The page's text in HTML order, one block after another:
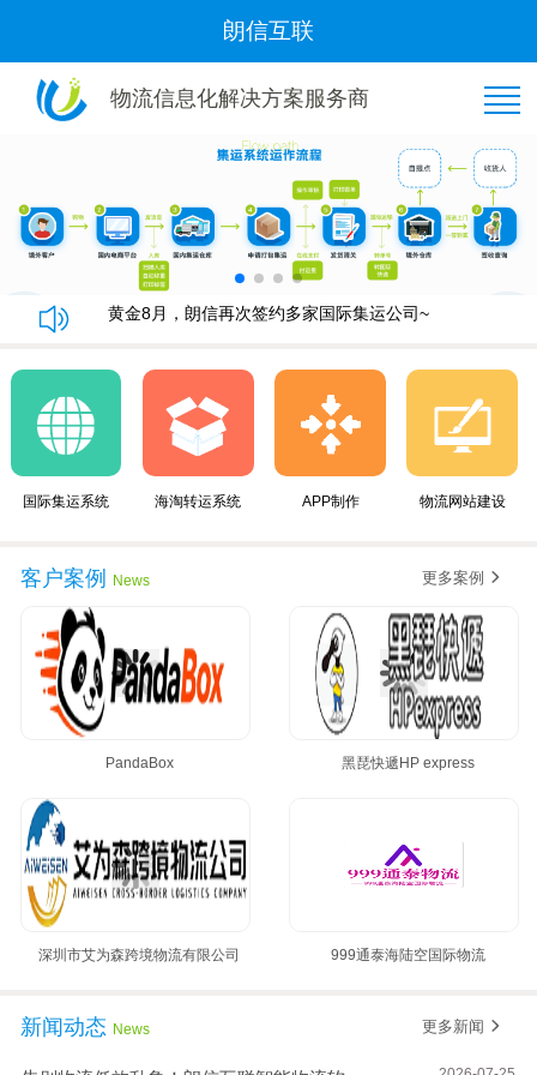
朗信互联
物流信息化解决方案服务商
恭喜“好管家集运”与我司隆重签约！
朗信集运系统手机端快速下单教程
朗信集运系统与广州飞通物流签订《集运系统》合同！
黄金8月，朗信再次签约多家国际集运公司~
朗信集运系统手机端快速下单教程
朗信集运系统与广州飞通物流签订《集运系统》合同！
黄金8月，朗信再次签约多家国际集运公司~
国际集运系统 海淘转运系统 APP制作 物流网站建设
客户案例 News 更多案例
PandaBox 黑琵快遞HP express
深圳市艾为森跨境物流有限公司 999通泰海陆空国际物流
新闻动态 News 更多新闻